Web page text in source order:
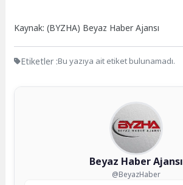
Kaynak: (BYZHA) Beyaz Haber Ajansı
Etiketler :Bu yazıya ait etiket bulunamadı.
Beyaz Haber Ajansı
@BeyazHaber